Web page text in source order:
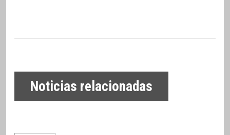
Noticias relacionadas